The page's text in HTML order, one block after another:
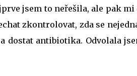
jsem to neřešila, ale pak
zkontrolovat, zda se
dostat antibiotika. Odvolala